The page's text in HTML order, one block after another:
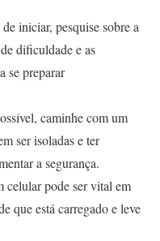
iniciar, pesquise sobre a
dificuldade e as
se preparar
caminhe com um
ser isoladas e ter
a segurança.
celular pode ser vital em
que está carregado e leve